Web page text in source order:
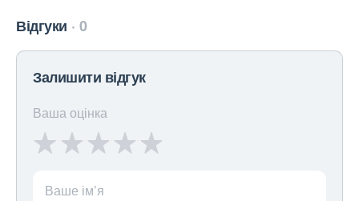
Відгуки 0
Залишити відгук
Ваша оцінка
Ваше ім’я